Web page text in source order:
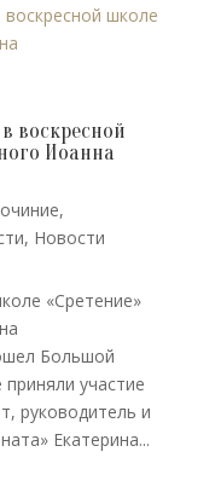
воскресной
Иоанна
,
, Новости
«Сретение»
Большой
участие
руководитель и
Екатерина...